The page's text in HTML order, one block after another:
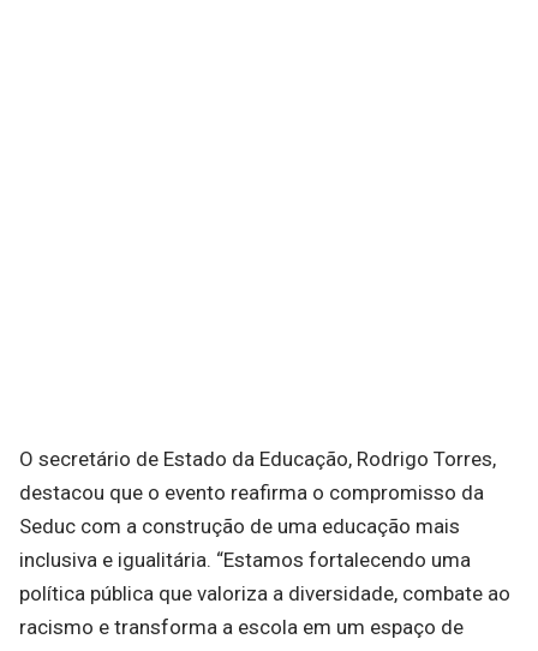
O secretário de Estado da Educação, Rodrigo Torres,
destacou que o evento reafirma o compromisso da
Seduc com a construção de uma educação mais
inclusiva e igualitária. “Estamos fortalecendo uma
política pública que valoriza a diversidade, combate ao
racismo e transforma a escola em um espaço de